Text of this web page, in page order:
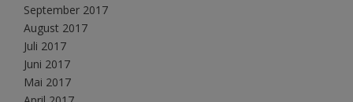
September 2017
August 2017
Juli 2017
Juni 2017
Mai 2017